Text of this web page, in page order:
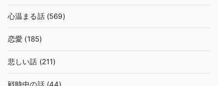
心温まる話(569)
恋愛 (185)
悲しい話 (211)